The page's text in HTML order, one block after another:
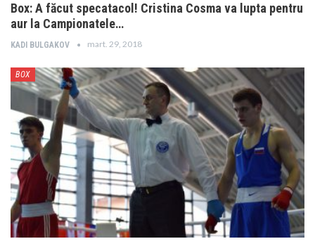
Box: A făcut specatacol! Cristina Cosma va lupta pentru
aur la Campionatele…
KADI BULGAKOV mart. 29, 2018
BOX